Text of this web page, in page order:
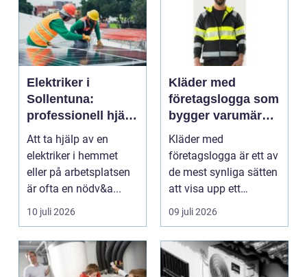
Elektriker i
Sollentuna:
professionell hjälp
när du behöver det
Att ta hjälp av en
elektriker i hemmet
eller på arbetsplatsen
är ofta en nödv&a...
10 juli 2026
Kläder med
företagslogga som
bygger varumärke
i vardagen
Kläder med
företagslogga är ett av
de mest synliga sätten
att visa upp ett
varum...
09 juli 2026